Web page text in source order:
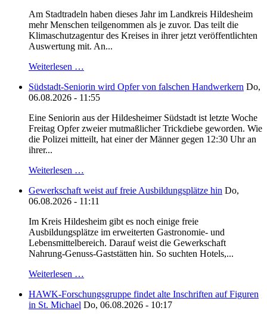
Am Stadtradeln haben dieses Jahr im Landkreis Hildesheim
mehr Menschen teilgenommen als je zuvor. Das teilt die
Klimaschutzagentur des Kreises in ihrer jetzt veröffentlichten
Auswertung mit. An...
Weiterlesen …
Südstadt-Seniorin wird Opfer von falschen Handwerkern Do,
06.08.2026 - 11:55
Eine Seniorin aus der Hildesheimer Südstadt ist letzte Woche
Freitag Opfer zweier mutmaßlicher Trickdiebe geworden. Wie
die Polizei mitteilt, hat einer der Männer gegen 12:30 Uhr an
ihrer...
Weiterlesen …
Gewerkschaft weist auf freie Ausbildungsplätze hin Do,
06.08.2026 - 11:11
Im Kreis Hildesheim gibt es noch einige freie
Ausbildungsplätze im erweiterten Gastronomie- und
Lebensmittelbereich. Darauf weist die Gewerkschaft
Nahrung-Genuss-Gaststätten hin. So suchten Hotels,...
Weiterlesen …
HAWK-Forschungsgruppe findet alte Inschriften auf Figuren
in St. Michael Do, 06.08.2026 - 10:17